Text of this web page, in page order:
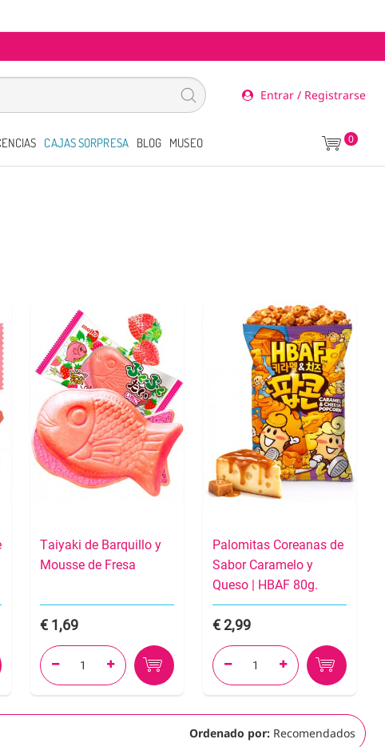
Entrar / Registrarse
CAJAS SORPRESA BLOG MUSEO 0
Taiyaki de Barquillo y
Mousse de Fresa
1,69
 
Palomitas Coreanas de
Sabor Caramelo y
Queso | HBAF 80g.
2,99
 
Ordenado por: Recomendados